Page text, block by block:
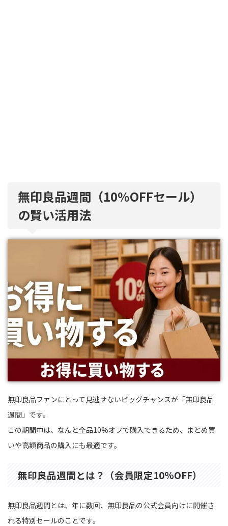
無印良品週間（10％OFFセール）
の賢い活用法
無印良品ファンにとって見逃せないビッグチャンスが「無印良品
週間」です。
この期間中は、なんと全品10%オフで購入できるため、まとめ買
いや高額商品の購入にも最適です。
無印良品週間とは？（会員限定10%OFF）
無印良品週間とは、年に数回、無印良品の公式会員向けに開催さ
れる特別セールのことです。